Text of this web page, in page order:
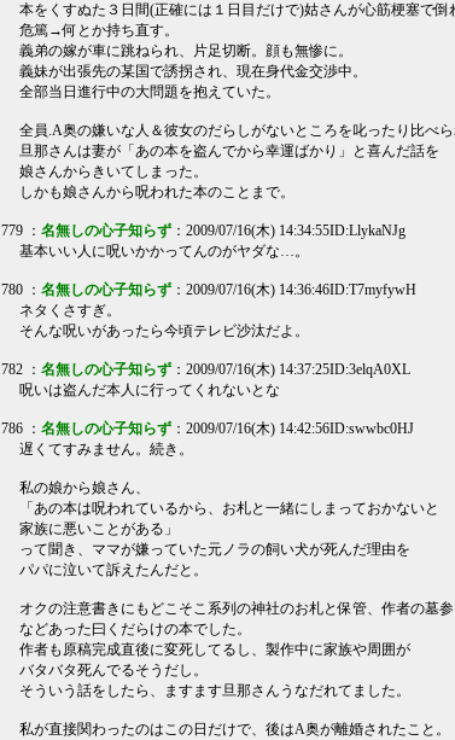
本をくすぬた３日間(正確には１日目だけで)姑さんが心筋梗塞で倒
危篤→何とか持ち直す。
義弟の嫁が車に跳ねられ、片足切断。顔も無惨に。
義妹が出張先の某国で誘拐され、現在身代金交渉中。
全部当日進行中の大問題を抱えていた。
全員.A奥の嫌いな人＆彼女のだらしがないところを叱ったり比べら
旦那さんは妻が「あの本を盗んでから幸運ばかり」と喜んだ話を
娘さんからきいてしまった。
しかも娘さんから呪われた本のことまで。
779 ： 名無しの心子知らず ：2009/07/16(木) 14:34:55ID:LlykaNJg
基本いい人に呪いかかってんのがヤダな…。
780 ： 名無しの心子知らず ：2009/07/16(木) 14:36:46ID:T7myfywH
ネタくさすぎ。
そんな呪いがあったら今頃テレビ沙汰だよ。
782 ： 名無しの心子知らず ：2009/07/16(木) 14:37:25ID:3elqA0XL
呪いは盗んだ本人に行ってくれないとな
786 ： 名無しの心子知らず ：2009/07/16(木) 14:42:56ID:swwbc0HJ
遅くてすみません。続き。
私の娘から娘さん、
「あの本は呪われているから、お札と一緒にしまっておかないと
家族に悪いことがある」
って聞き、ママが嫌っていた元ノラの飼い犬が死んだ理由を
パパに泣いて訴えたんだと。
オクの注意書きにもどこそこ系列の神社のお札と保管、作者の墓
などあった曰くだらけの本でした。
作者も原稿完成直後に変死してるし、製作中に家族や周囲が
バタバタ死んでるそうだし。
そういう話をしたら、ますます旦那さんうなだれてました。
私が直接関わったのはこの日だけで、後はA奥が離婚されたこと。